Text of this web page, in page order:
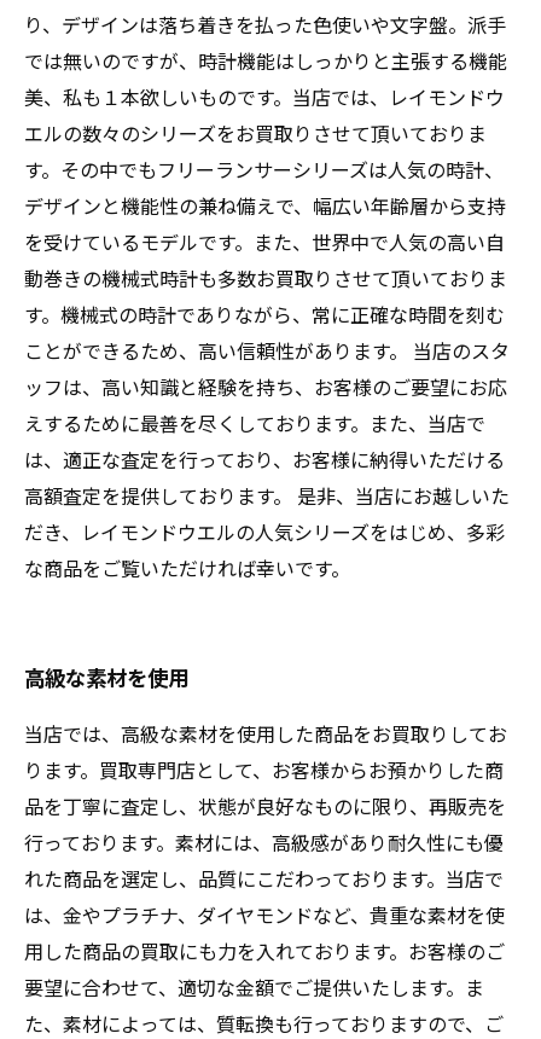
り、デザインは落ち着きを払った色使いや文字盤。派手
では無いのですが、時計機能はしっかりと主張する機能
美、私も１本欲しいものです。当店では、レイモンドウ
エルの数々のシリーズをお買取りさせて頂いておりま
す。その中でもフリーランサーシリーズは人気の時計、
デザインと機能性の兼ね備えで、幅広い年齢層から支持
を受けているモデルです。また、世界中で人気の高い自
動巻きの機械式時計も多数お買取りさせて頂いておりま
す。機械式の時計でありながら、常に正確な時間を刻む
ことができるため、高い信頼性があります。 当店のスタ
ッフは、高い知識と経験を持ち、お客様のご要望にお応
えするために最善を尽くしております。また、当店で
は、適正な査定を行っており、お客様に納得いただける
高額査定を提供しております。 是非、当店にお越しいた
だき、レイモンドウエルの人気シリーズをはじめ、多彩
な商品をご覧いただければ幸いです。
高級な素材を使用
当店では、高級な素材を使用した商品をお買取りしてお
ります。買取専門店として、お客様からお預かりした商
品を丁寧に査定し、状態が良好なものに限り、再販売を
行っております。素材には、高級感があり耐久性にも優
れた商品を選定し、品質にこだわっております。当店で
は、金やプラチナ、ダイヤモンドなど、貴重な素材を使
用した商品の買取にも力を入れております。お客様のご
要望に合わせて、適切な金額でご提供いたします。ま
た、素材によっては、質転換も行っておりますので、ご